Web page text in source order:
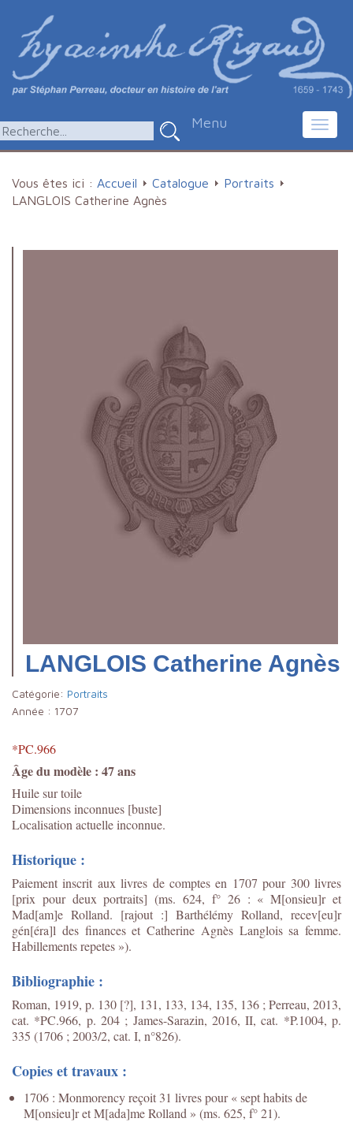
Menu
Vous êtes ici : Accueil Catalogue
Portraits
LANGLOIS Catherine Agnès
LANGLOIS Catherine Agnès
Catégorie: Portraits
Année : 1707
*PC.966
Âge du modèle : 47 ans
Huile sur toile
Dimensions inconnues [buste]
Localisation actuelle inconnue.
Historique :
Paiement inscrit aux livres de comptes en 1707 pour 300 livres
[prix pour deux portraits] (ms. 624, f° 26 : « M[onsieu]r et
Mad[am]e Rolland. [rajout :] Barthélémy Rolland, recev[eu]r
gén[éra]l des finances et Catherine Agnès Langlois sa femme.
Habillements repetes »).
Bibliographie :
Roman, 1919, p. 130 [?], 131, 133, 134, 135, 136 ; Perreau, 2013,
cat. *PC.966, p. 204 ; James-Sarazin, 2016, II, cat. *P.1004, p.
335 (1706 ; 2003/2, cat. I, n°826).
Copies et travaux :
1706 : Monmorency reçoit 31 livres pour « sept habits de
M[onsieu]r et M[ada]me Rolland » (ms. 625, f° 21).